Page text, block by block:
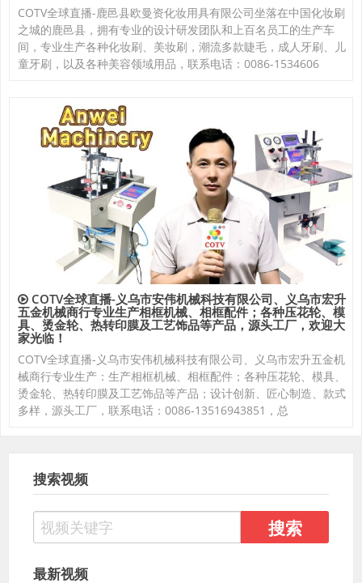
COTV全球直播-鹿邑县欧曼资化妆用具有限公司坐落在中国化妆刷
之城的鹿邑县，拥有专业的设计研发团队和上百名员工的生产车
间，专业生产各种化妆刷、美妆刷，潮流多款睫毛，成人牙刷、儿
童牙刷，以及各种美容领域用品，联系电话：0086-1534606
COTV全球直播-义乌市安伟机械科技有限公司、义乌市宏升
五金机械商行专业生产相框机械、相框配件；各种压花轮、模
具、烫金轮、热转印膜及工艺饰品等产品，源头工厂，欢迎大
家光临！
COTV全球直播-义乌市安伟机械科技有限公司、义乌市宏升五金机
械商行专业生产：生产相框机械、相框配件；各种压花轮、模具、
烫金轮、热转印膜及工艺饰品等产品；设计创新、匠心制造、款式
多样，源头工厂，联系电话：0086-13516943851，总
搜索视频
最新视频